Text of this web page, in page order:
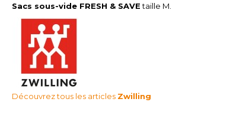
Sacs sous-vide FRESH & SAVEtaille M.
Découvrez tous les articles Zwilling